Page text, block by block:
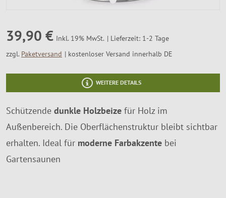
39,90 € Inkl. 19% MwSt.
Lieferzeit: 1-2 Tage
zzgl. Paketversand kostenloser Versand innerhalb DE
WEITERE DETAILS
Schützende dunkle Holzbeize für Holz im
Außenbereich. Die Oberflächenstruktur bleibt sichtbar
erhalten. Ideal für moderne Farbakzente bei
Gartensaunen